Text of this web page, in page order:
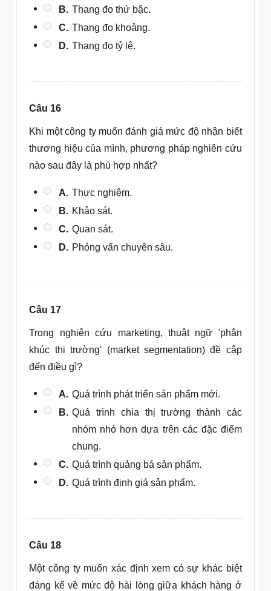
B. Thang đo thứ bậc.
C. Thang đo khoảng.
D. Thang đo tỷ lệ.
Câu 16
Khi một công ty muốn đánh giá mức độ nhận biết
thương hiệu của mình, phương pháp nghiên cứu
nào sau đây là phù hợp nhất?
A. Thực nghiệm.
B. Khảo sát.
C. Quan sát.
D. Phỏng vấn chuyên sâu.
Câu 17
Trong nghiên cứu marketing, thuật ngữ 'phân
khúc thị trường' (market segmentation) đề cập
đến điều gì?
A. Quá trình phát triển sản phẩm mới.
B. Quá trình chia thị trường thành các
nhóm nhỏ hơn dựa trên các đặc điểm
chung.
C. Quá trình quảng bá sản phẩm.
D. Quá trình định giá sản phẩm.
Câu 18
Một công ty muốn xác định xem có sự khác biệt
đáng kể về mức độ hài lòng giữa khách hàng ở